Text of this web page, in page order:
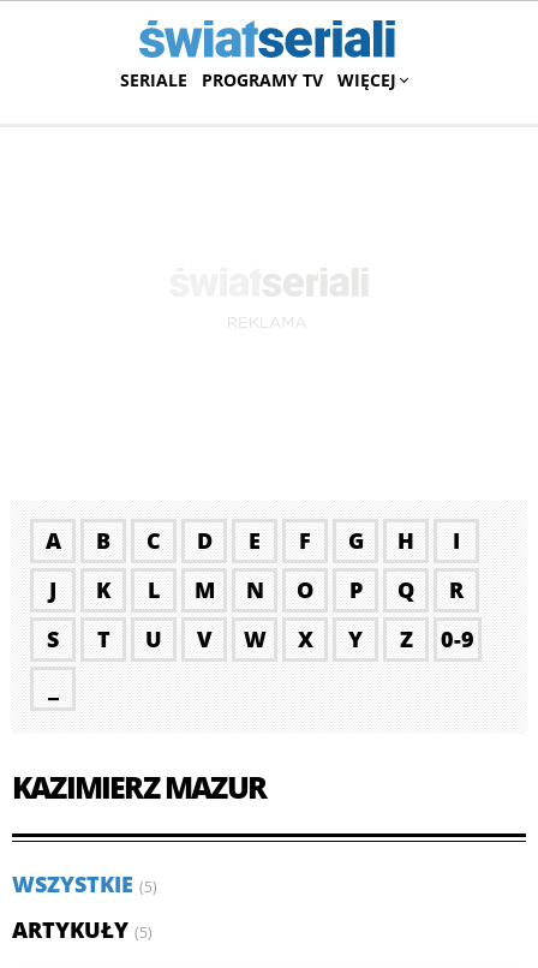
SERIALE PROGRAMY TV WIĘCEJ
A B C D E F G H
I
J
K L M N O P Q
R
S
T U V W X Y Z
0-9
KAZIMIERZ MAZUR
WSZYSTKIE (5)
ARTYKUŁY (5)